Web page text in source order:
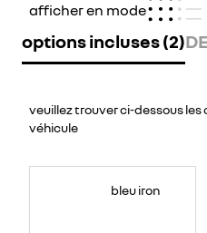
afficher en mode
options incluses (2)
veuillez trouver ci-dessous les
véhicule
bleu iron